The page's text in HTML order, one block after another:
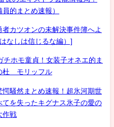
的まとめ速報）
カツオンの未解決事件簿へよ
なしは信じるな編）]
ホモ童貞！女装子オネエ的ま
杜 モリッフル
騒然まとめ速報！超氷河期世
を失ったキグナス氷子の愛の
作戦